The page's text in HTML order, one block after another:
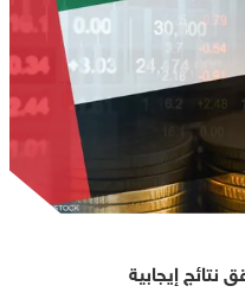
إيجابية